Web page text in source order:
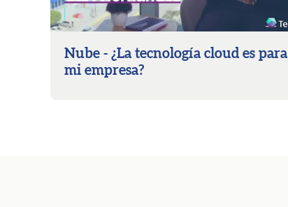
Nube - ¿La tecnología cloud es para
mi empresa?